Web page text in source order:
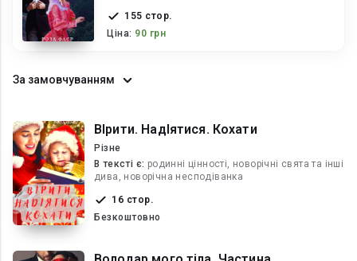
155 стор.
Ціна: 90 грн
За замовчуванням
ВІрити. НадІятися. Кохати
Різне
В текcті є: родинні цінності, новорічні свята та інші
дива, новорічна несподіванка
16 стор.
Безкоштовно